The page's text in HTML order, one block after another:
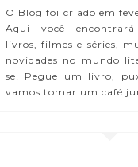
O Blog foi criado em
Aqui você
livros, filmes e séries,
novidades no mundo
se! Pegue um livro,
vamos tomar um café